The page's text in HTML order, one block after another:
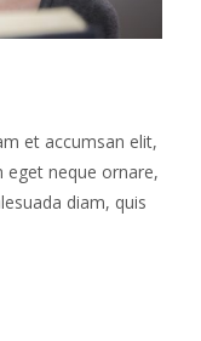
et accumsan elit,
neque ornare,
diam, quis